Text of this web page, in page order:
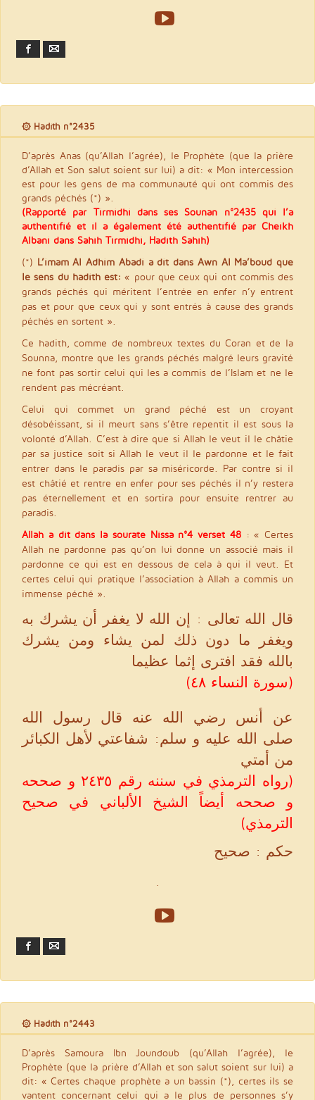
Facebook
۞ Hadith n°2435
D’après Anas (qu’Allah l’agrée), le Prophète (que la prière
d’Allah et Son salut soient sur lui) a dit: « Mon intercession
est pour les gens de ma communauté qui ont commis des
grands péchés (*) ».
(Rapporté par Tirmidhi dans ses Sounan n°2435 qui l’a
authentifié et il a également été authentifié par Cheikh
Albani dans Sahîh Tirmidhi, Hadith Sahîh)
(*) L’imam Al Adhim Abadi a dit dans Awn Al Ma’boud que
le sens du hadith est: « pour que ceux qui ont commis des
grands péchés qui méritent l’entrée en enfer n’y entrent
pas et pour que ceux qui y sont entrés à cause des grands
péchés en sortent ».
Ce hadith, comme de nombreux textes du Coran et de la
Sounna, montre que les grands péchés malgré leurs gravité
ne font pas sortir celui qui les a commis de l’Islam et ne le
rendent pas mécréant.
Celui qui commet un grand péché est un croyant
désobéissant, si il meurt sans s’être repentit il est sous la
volonté d’Allah. C’est à dire que si Allah le veut il le châtie
par sa justice soit si Allah le veut il le pardonne et le fait
entrer dans le paradis par sa miséricorde. Par contre si il
est châtié et rentre en enfer pour ses péchés il n’y restera
pas éternellement et en sortira pour ensuite rentrer au
paradis.
Allah a dit dans la sourate Nissa n°4 verset 48: « Certes
Allah ne pardonne pas qu’on lui donne un associé mais il
pardonne ce qui est en dessous de cela à qui il veut. Et
certes celui qui pratique l’association à Allah a commis un
immense péché ».
قال الله تعالى : إن الله لا يغفر أن يشرك به
ويغفر ما دون ذلك لمن يشاء ومن يشرك
بالله فقد افترى إثما عظيما
(سورة النساء ٤٨)
عن أنس رضي الله عنه قال رسول الله
صلى الله عليه و سلم: شفاعتي لأهل الكبائر
من أمتي
(رواه الترمذي في سننه رقم ٢٤٣٥ و صححه
و صححه أيضاً الشيخ الألباني في صحيح
الترمذي)
حكم : صحيح
Facebook
۞ Hadith n°2443
D’après Samoura Ibn Joundoub (qu’Allah l’agrée), le
Prophète (que la prière d’Allah et son salut soient sur lui) a
dit: « Certes chaque prophète a un bassin (*), certes ils se
vantent concernant celui qui a le plus de personnes s’y